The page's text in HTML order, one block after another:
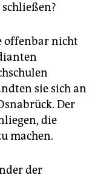
schließen?
offenbar nicht
sie sich an
Der
die
machen.
der